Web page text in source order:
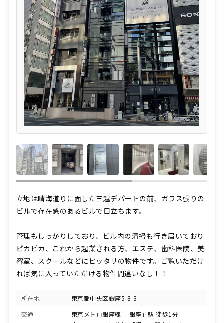
立地は晴海道りに面した三越デパートの前、ガラス張りの
ビルで存在感のあるビルで目立ちます。
管理もしっかりしており、ビル内の清掃も行き届いており
ピカピカ、これから起業される方、エステ、歯科医院、美
容室、スクールなどにピッタリの物件です。ご覧いただけ
れば気に入っていただける物件間違いなし！！
所在地
東京都中央区銀座5-8-3
交通
東京メトロ銀座線 「銀座」駅 徒歩1分